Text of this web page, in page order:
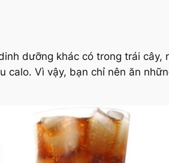
dưỡng khác có trong trái cây,
Vì vậy, bạn chỉ nên ăn